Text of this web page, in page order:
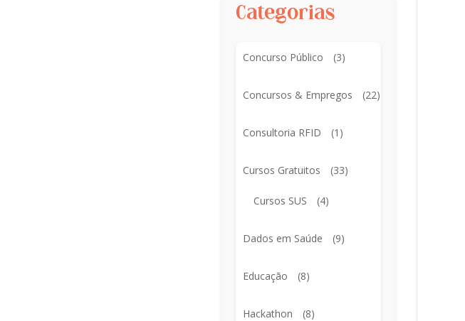
Categorias
Concurso Público (3)
Concursos & Empregos (22)
Consultoria RFID (1)
Cursos Gratuitos (33)
Cursos SUS (4)
Dados em Saúde (9)
Educação (8)
Hackathon (8)